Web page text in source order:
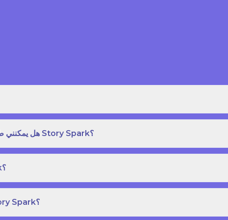
هل يمكنني طلب نسخة مطبوعة بغلاف مقوى من كتاب قصص على Story Spark؟
من ينشئ كتب قصص في مكتبة مجتمع Story Spark؟
هل يمكنني إنشاء ونشر كتاب قصص خاص بي على Story Spark؟